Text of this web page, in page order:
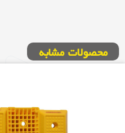
محصولات مشابه